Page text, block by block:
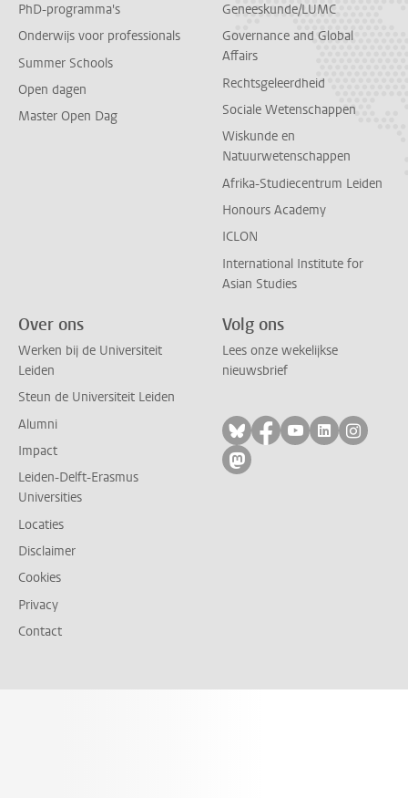
PhD-programma's
Onderwijs voor professionals
Summer Schools
Open dagen
Master Open Dag
Geneeskunde/LUMC
Governance and Global
Affairs
Rechtsgeleerdheid
Sociale Wetenschappen
Wiskunde en
Natuurwetenschappen
Afrika-Studiecentrum Leiden
Honours Academy
ICLON
International Institute for
Asian Studies
Over ons
Werken bij de Universiteit
Leiden
Steun de Universiteit Leiden
Alumni
Impact
Leiden-Delft-Erasmus
Universities
Locaties
Disclaimer
Cookies
Privacy
Contact
Volg ons
Lees onze wekelijkse
nieuwsbrief
Volg ons op bluesky
Volg ons op
Volg ons op
Volg ons
Volg
Volg ons op mastodon